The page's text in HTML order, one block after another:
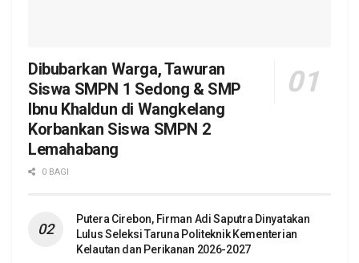
Dibubarkan Warga, Tawuran
Siswa SMPN 1 Sedong & SMP
Ibnu Khaldun di Wangkelang
Korbankan Siswa SMPN 2
Lemahabang
0 BAGI
Putera Cirebon, Firman Adi Saputra Dinyatakan
Lulus Seleksi Taruna Politeknik Kementerian
Kelautan dan Perikanan 2026-2027